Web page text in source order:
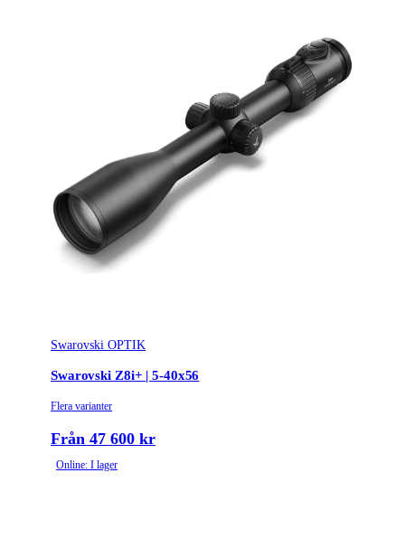
Swarovski OPTIK
Swarovski Z8i+ | 5-40x56
Flera varianter
Från 47 600 kr
Online: I lager